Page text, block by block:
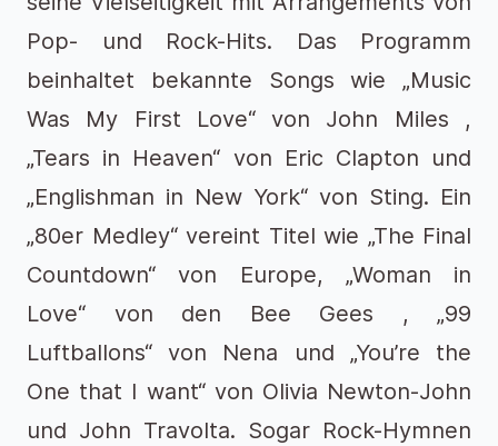
Pop- und Rock-Hits. Das Programm
beinhaltet bekannte Songs wie „Music
Was My First Love“ von John Miles ,
„Tears in Heaven“ von Eric Clapton und
„Englishman in New York“ von Sting. Ein
„80er Medley“ vereint Titel wie „The Final
Countdown“ von Europe, „Woman in
Love“ von den Bee Gees , „99
Luftballons“ von Nena und „You’re the
One that I want“ von Olivia Newton-John
und John Travolta. Sogar Rock-Hymnen